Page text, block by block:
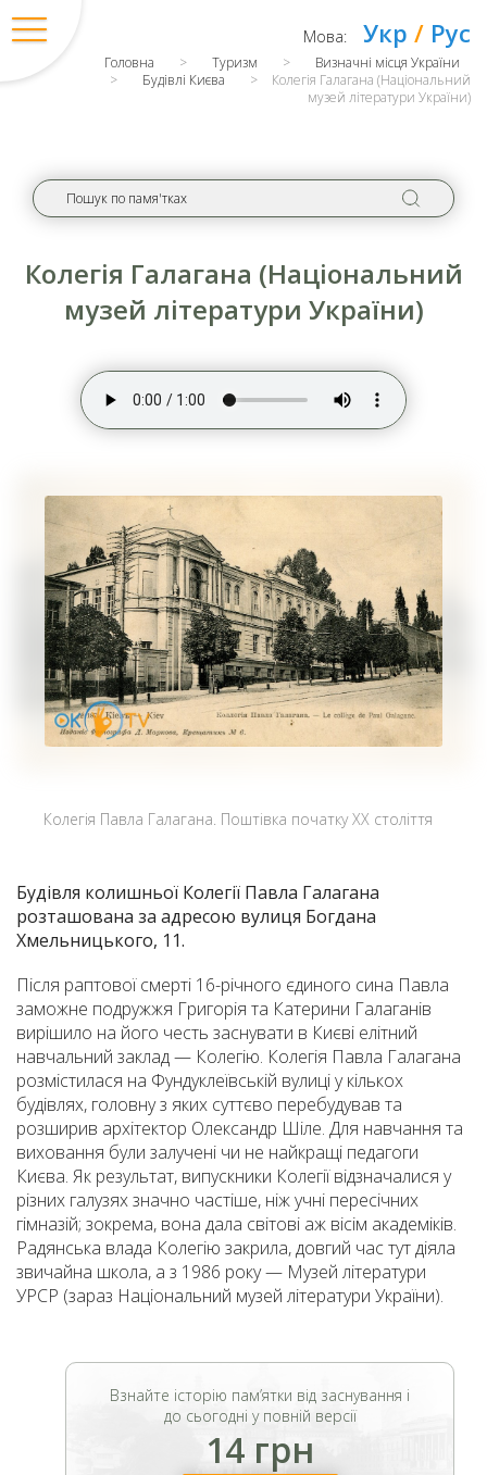
Укр / Рус
Мова:
Головна > Туризм >
Визначні місця України
>
Будівлі Києва >
Колегія Галагана (Національний
музей літератури України)
Колегія Галагана (Національний
музей літератури України)
Колегія Павла Галагана. Поштівка початку ХХ століття
Будівля колишньої Колегії Павла Галагана
розташована за адресою вулиця Богдана
Хмельницького, 11.
Після раптової смерті 16-річного єдиного сина Павла
заможне подружжя Григорія та Катерини Галаганів
вирішило на його честь заснувати в Києві елітний
навчальний заклад — Колегію. Колегія Павла Галагана
розмістилася на Фундуклеївській вулиці у кількох
будівлях, головну з яких суттєво перебудував та
розширив архітектор Олександр Шіле. Для навчання та
виховання були залучені чи не найкращі педагоги
Києва. Як результат, випускники Колегії відзначалися у
різних галузях значно частіше, ніж учні пересічних
гімназій; зокрема, вона дала світові аж вісім академіків.
Радянська влада Колегію закрила, довгий час тут діяла
звичайна школа, а з 1986 року — Музей літератури
УРСР (зараз Національний музей літератури України).
Взнайте історію пам’ятки від заснування і
до сьогодні у повній версії
14 грн